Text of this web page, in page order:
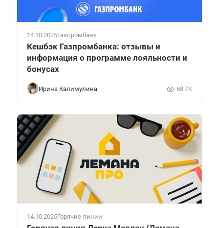
14.10.2025Газпромбанк
Кешбэк Газпромбанка: отзывы и
информация о программе лояльности и
бонусах
Ирина Калимулина 68.7K
14.10.2025Горячие линии